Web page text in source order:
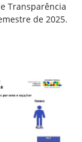
Transparência
de 2025.